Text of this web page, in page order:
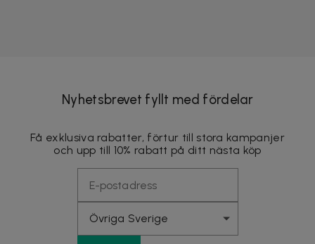
Nyhetsbrevet fyllt med fördelar
Få exklusiva rabatter, förtur till stora kampanjer
och upp till 10% rabatt på ditt nästa köp